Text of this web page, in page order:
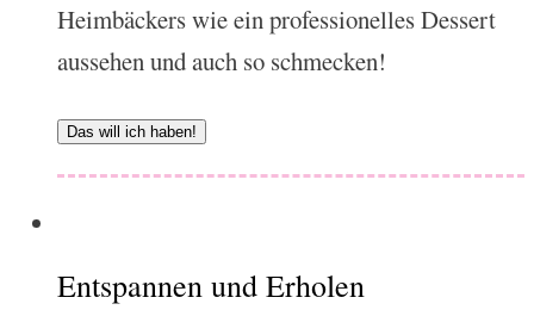
Heimbäckers wie ein professionelles Dessert
aussehen und auch so schmecken!
Das will ich haben!
Entspannen und Erholen